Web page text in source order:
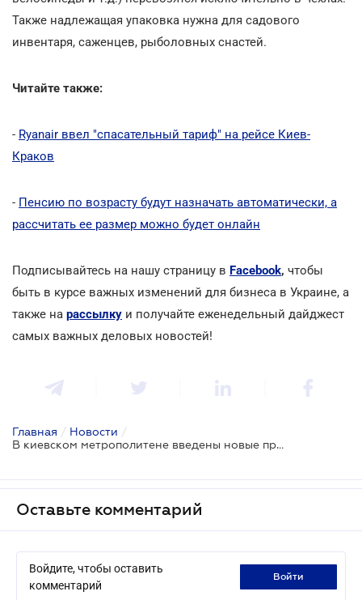
Также надлежащая упаковка нужна для садового
инвентаря, саженцев, рыболовных снастей.
Читайте также:
- Ryanair ввел "спасательный тариф" на рейсе Киев-
Краков
- Пенсию по возрасту будут назначать автоматически, а
рассчитать ее размер можно будет онлайн
Подписывайтесь на нашу страницу в Facebook, чтобы
быть в курсе важных изменений для бизнеса в Украине, а
также на рассылку и получайте еженедельный дайджест
самых важных деловых новостей!
Главная / Новости /
В киевском метрополитене введены новые правила
Оставьте комментарий
Войдите, чтобы оставить
комментарий
войти